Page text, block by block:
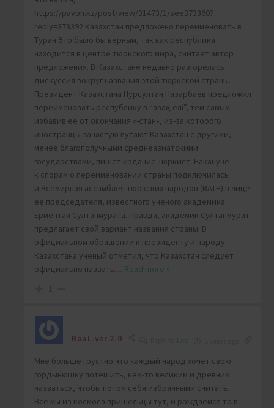
https://pavon.kz/post/view/31473/1/see373360?
reply=373392 Казахстан предложено переименовать в
Туран Это было бы верным, так как республика
находится в центре тюркского мира, считает автор
предложения. В Казахстане недавно разгорелась
дискуссия вокруг названия этой тюркской страны.
Президент Казахстана Нурсултан Назарбаев предложил
переименовать республику в “Қазақ елі”, тем самым
избавив ее от окончания «-стан», из-за которого
иностранцы зачастую путают Казахстан с другими,
менее благополучными среднеазиатскими
государствами, пишет издание Тюркист. Накануне
к спорам о переименовании страны подключилась
и Всемирная ассамблея тюркских народов (ВАТН) в лице
ее председателя, известного ученого академика
Ерментая Султанмурата. Правда, академик Султанмурат
предлагает свой вариант названия страны. В
официальном обращении к президенту и народу
Казахстана ученый отметил, что Казахстан следует
официально назвать… Read more »
1
BaaL.ver.2.0 Leo
Мне больше грустно что каждый народ хочет свою
гордынюшку потешить, кем-то великим и древним
назваться, чтобы потом себя избранными считать.
Все мы из космоса пришельцы тут, и рождаемся то в